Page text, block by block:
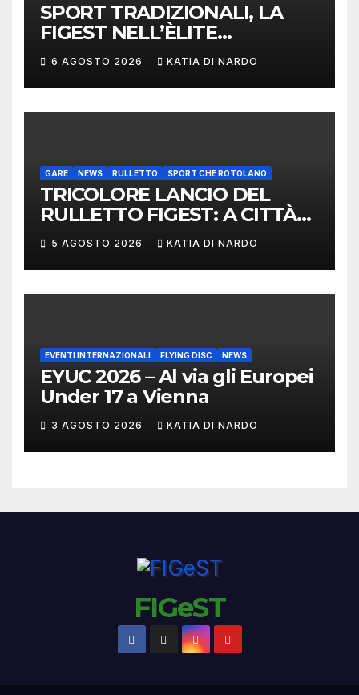
SPORT TRADIZIONALI, LA
FIGEST NELL’ÈLITE
MONDIALE: LA
DELEGAZIONE ITALIANA
PROTAGONISTA AL
CONVEGNO TAFISA A
6 AGOSTO 2026 KATIA DI NARDO
GARE NEWS RULLETTO SPORT CHE ROTOLANO
TRICOLORE LANCIO DEL
RULLETTO FIGEST: A CITTÀ
DI CASTELLO VINCONO
MARCHIGIANI ED UMBRI
5 AGOSTO 2026 KATIA DI NARDO
EVENTI INTERNAZIONALI FLYING DISC NEWS
EYUC 2026 – Al via gli Europei
Under 17 a Vienna
3 AGOSTO 2026 KATIA DI NARDO
FIGeST